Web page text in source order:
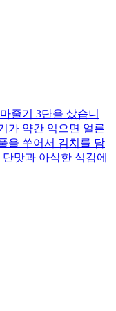
줄기 3단을 샀습니
가 약간 익으면 얼른
을 쑤어서 김치를 담
맛과 아삭한 식감에